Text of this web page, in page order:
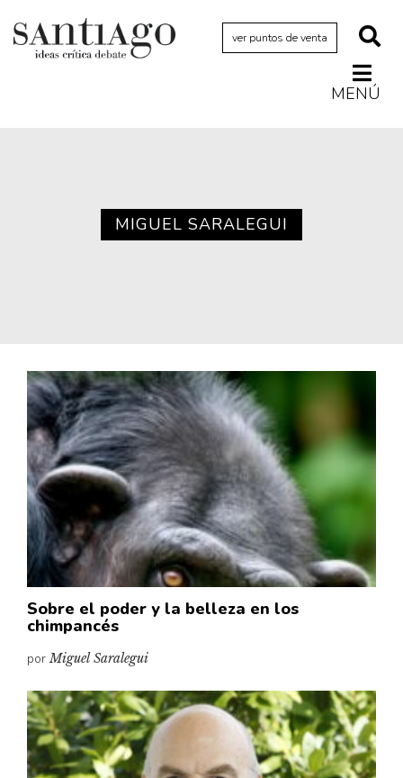
ver puntos de venta
MENÚ
Cultura
Diccionario portátil de la literatura chilena
Documentos
Fragmentos
Gran reserva
Historia
Historia material de los libros
Lagunas mentales
Libros
Libros usados
Literatura
Medioambiente
Narrativas visuales
MIGUEL SARALEGUI
Sobre el poder y la belleza en los
chimpancés
porMiguel Saralegui